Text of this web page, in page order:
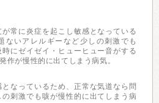
常に炎症を起こし敏感となっている
ないアレルギーなど少しの刺激でも
にゼイゼイ・ヒューヒュー音がする
作が慢性的に出てしまう病気。
なっているため、正常な気道なら問
刺激でも咳が慢性的に出てしまう病